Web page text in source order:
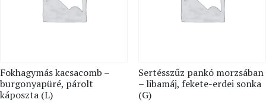
Fokhagymás kacsacomb –
burgonyapüré, párolt
káposzta (L)
Sertésszűz pankó morzsában
– libamáj, fekete-erdei sonka
(G)